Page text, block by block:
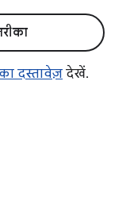
दस्तावेज़देखें.